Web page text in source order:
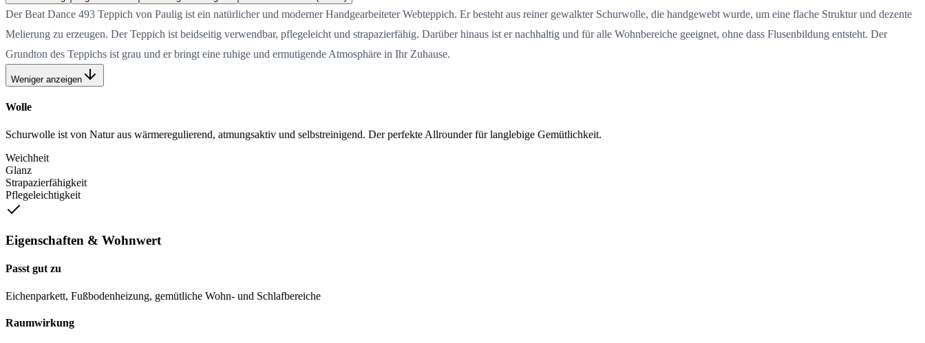
Der Beat Dance 493 Teppich von Paulig ist ein natürlicher und moderner Handgearbeiteter Webteppich. Er besteht aus reiner gewalkter Schurwolle, die handgewebt wurde, um eine flache Struktur und dezente
Melierung zu erzeugen. Der Teppich ist beidseitig verwendbar, pflegeleicht und strapazierfähig. Darüber hinaus ist er nachhaltig und für alle Wohnbereiche geeignet, ohne dass Flusenbildung entsteht. Der
Grundton des Teppichs ist grau und er bringt eine ruhige und ermutigende Atmosphäre in Ihr Zuhause.
Weniger anzeigen
Wolle
Schurwolle ist von Natur aus wärmeregulierend, atmungsaktiv und selbstreinigend. Der perfekte Allrounder für langlebige Gemütlichkeit.
Weichheit
Glanz
Strapazierfähigkeit
Pflegeleichtigkeit
Eigenschaften & Wohnwert
Passt gut zu
Eichenparkett, Fußbodenheizung, gemütliche Wohn- und Schlafbereiche
Raumwirkung